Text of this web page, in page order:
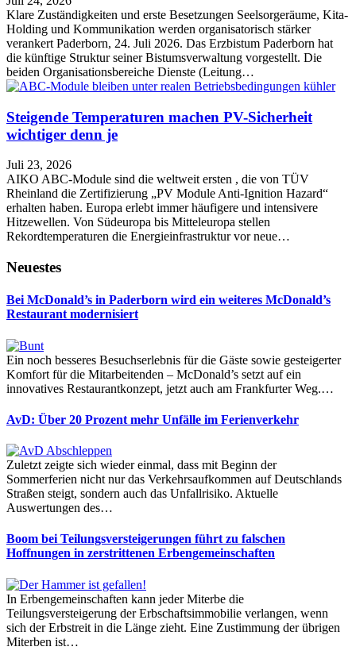
Klare Zuständigkeiten und erste Besetzungen Seelsorgeräume, Kita-
Holding und Kommunikation werden organisatorisch stärker
verankert Paderborn, 24. Juli 2026. Das Erzbistum Paderborn hat
die künftige Struktur seiner Bistumsverwaltung vorgestellt. Die
beiden Organisationsbereiche Dienste (Leitung…
Steigende Temperaturen machen PV-Sicherheit
wichtiger denn je
Juli 23, 2026
AIKO ABC-Module sind die weltweit ersten , die von TÜV
Rheinland die Zertifizierung „PV Module Anti-Ignition Hazard“
erhalten haben. Europa erlebt immer häufigere und intensivere
Hitzewellen. Von Südeuropa bis Mitteleuropa stellen
Rekordtemperaturen die Energieinfrastruktur vor neue…
Neuestes
Bei McDonald’s in Paderborn wird ein weiteres McDonald’s
Restaurant modernisiert
Ein noch besseres Besuchserlebnis für die Gäste sowie gesteigerter
Komfort für die Mitarbeitenden – McDonald’s setzt auf ein
innovatives Restaurantkonzept, jetzt auch am Frankfurter Weg.…
AvD: Über 20 Prozent mehr Unfälle im Ferienverkehr
Zuletzt zeigte sich wieder einmal, dass mit Beginn der
Sommerferien nicht nur das Verkehrsaufkommen auf Deutschlands
Straßen steigt, sondern auch das Unfallrisiko. Aktuelle
Auswertungen des…
Boom bei Teilungsversteigerungen führt zu falschen
Hoffnungen in zerstrittenen Erbengemeinschaften
In Erbengemeinschaften kann jeder Miterbe die
Teilungsversteigerung der Erbschaftsimmobilie verlangen, wenn
sich der Erbstreit in die Länge zieht. Eine Zustimmung der übrigen
Miterben ist…